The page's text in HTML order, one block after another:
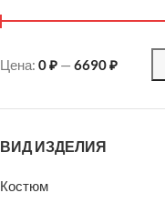
Цена: 0 ₽ — 6690 ₽
ВИД ИЗДЕЛИЯ
Костюм